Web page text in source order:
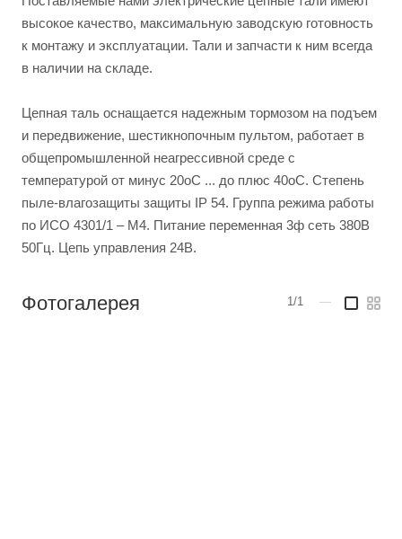
высокое качество, максимальную заводскую готовность
к монтажу и эксплуатации. Тали и запчасти к ним всегда
в наличии на складе.
Цепная таль оснащается надежным тормозом на подъем
и передвижение, шестикнопочным пультом, работает в
общепромышленной неагрессивной среде с
температурой от минус 20оС ... до плюс 40оС. Степень
пыле-влагозащиты защиты IP 54. Группа режима работы
по ИСО 4301/1 – М4. Питание переменная 3ф сеть 380В
50Гц. Цепь управления 24В.
Фотогалерея 1/1 —